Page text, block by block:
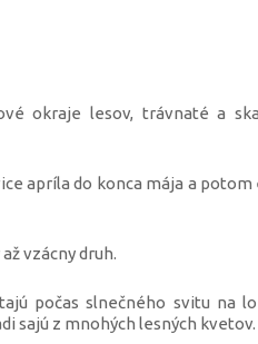
okraje lesov, trávnaté a
apríla do konca mája a potom
vzácny druh.
počas slnečného svitu na
sajú z mnohých lesných kvetov.